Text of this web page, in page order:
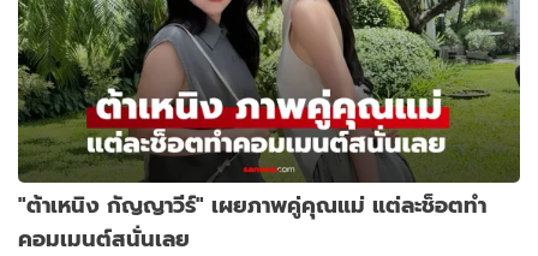
"ต้าเหนิง กัญญาวีร์" เผยภาพคู่คุณแม่ แต่ละช็อตทำ
คอมเมนต์สนั่นเลย